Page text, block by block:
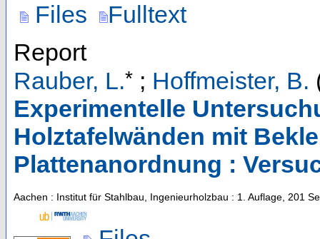
Files
Fulltext
Report
Rauber, L.* ; Hoffmeister, B.
Experimentelle
Holztafelwänden mit
Plattenanordnung :
Aachen : Institut für Stahlbau, Ingenieurholzbau : 1. Auflage, 201